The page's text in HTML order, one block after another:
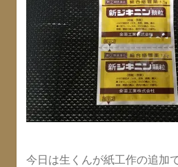
今日は生くんが紙工作の追加